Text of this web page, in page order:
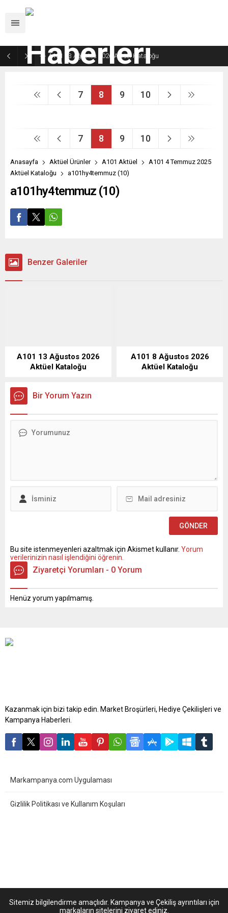
A101 13 Ağustos 2026 Aktüel Kataloğu
7 8 9 10
7 8 9 10
Anasayfa Aktüel Ürünler A101 Aktüel
A101 4 Temmuz 2025
Aktüel Kataloğu
a101hy4temmuz (10)
a101hy4temmuz (10)
Benzer Galeriler
A101 13 Ağustos 2026
Aktüel Kataloğu
A101 8 Ağustos 2026
Aktüel Kataloğu
Bir Yorum Yazın
Bu site istenmeyenleri azaltmak için Akismet kullanır. Yorum
verilerinizin nasıl işlendiğini öğrenin.
Ziyaretçi Yorumları - 0 Yorum
Henüz yorum yapılmamış.
Kazanmak için bizi takip edin. Market Broşürleri, Hediye Çekilişleri ve
Kampanya Haberleri.
Markampanya.com Uygulaması
Gizlilik Politikası ve Kullanım Koşuları
Sitemiz bilgilendirme amaçlıdır. Kampanya ve Çekiliş ayrıntıları için
markaların sitelerini ziyaret ediniz.